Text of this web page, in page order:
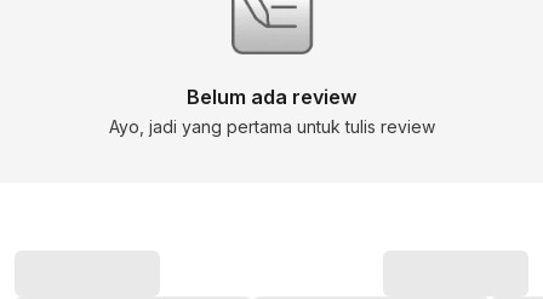
Belum ada review
Ayo, jadi yang pertama untuk tulis review